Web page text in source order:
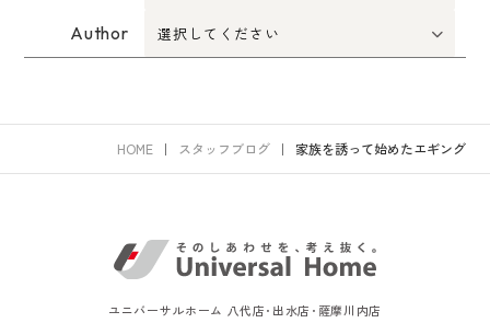
Author
HOME スタッフブログ 家族を誘って始めたエギング
ユニバーサルホーム 八代店･出水店･薩摩川内店